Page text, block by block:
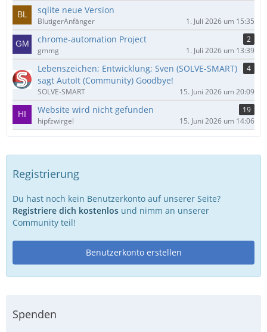
sqlite neue Version
BlutigerAnfänger 1. Juli 2026 um 15:35
chrome-automation Project
2
gmmg
1. Juli 2026 um 13:39
Lebenszeichen; Entwicklung; Sven (SOLVE-SMART)
sagt AutoIt (Community) Goodbye!
4
SOLVE-SMART 15. Juni 2026 um 20:09
Website wird nicht gefunden
19
hipfzwirgel
15. Juni 2026 um 14:06
Registrierung
Du hast noch kein Benutzerkonto auf unserer Seite?
Registriere dich kostenlos und nimm an unserer
Community teil!
Benutzerkonto erstellen
Spenden